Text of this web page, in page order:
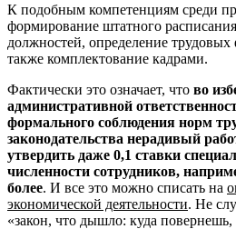
К подобным компетенциям среди
формирование штатного
должностей, определение
также комплектование кадрами.
Фактически это означает, что во
административной
формального соблюдения норм
законодательства нерадивый
утвердить даже 0,1 ставки
численности сотрудников,
более. И все это можно списать на
экономической деятельности. Не
«закон, что дышло: куда